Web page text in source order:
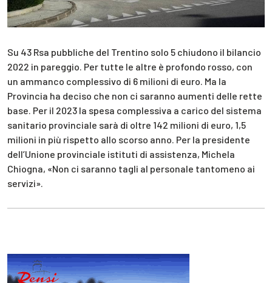
Su 43 Rsa pubbliche del Trentino solo 5 chiudono il bilancio
2022 in pareggio. Per tutte le altre è profondo rosso, con
un ammanco complessivo di 6 milioni di euro. Ma la
Provincia ha deciso che non ci saranno aumenti delle rette
base. Per il 2023 la spesa complessiva a carico del sistema
sanitario provinciale sarà di oltre 142 milioni di euro, 1,5
milioni in più rispetto allo scorso anno. Per la presidente
dell’Unione provinciale istituti di assistenza, Michela
Chiogna, «Non ci saranno tagli al personale tantomeno ai
servizi».